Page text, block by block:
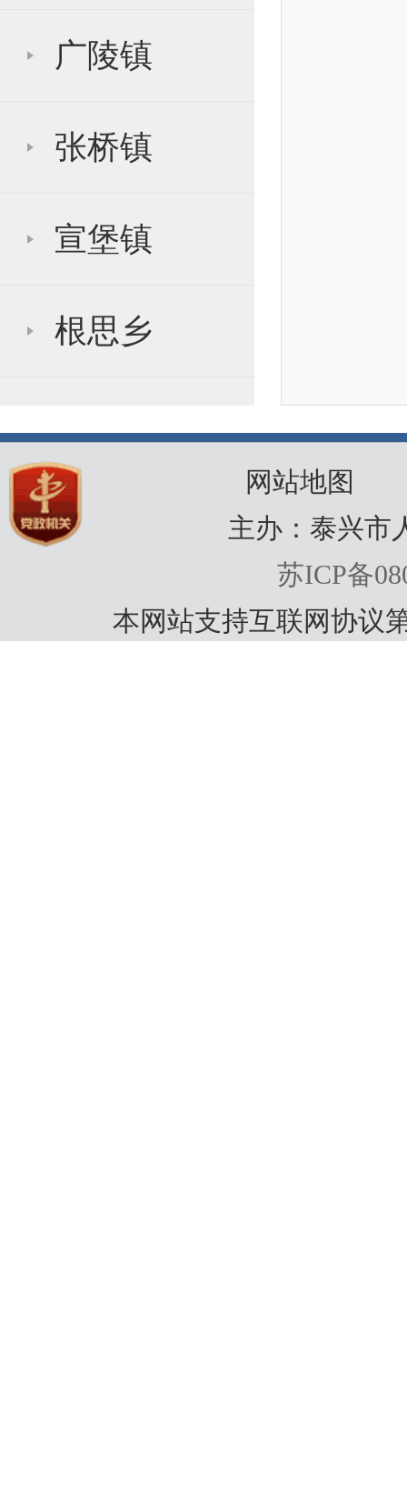
广陵镇
张桥镇
宣堡镇
根思乡
网站地图
主办：泰兴市
苏ICP备
本网站支持互联网协